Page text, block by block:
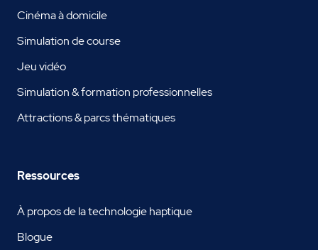
Cinéma à domicile
Simulation de course
Jeu vidéo
Simulation & formation professionnelles
Attractions & parcs thématiques
Ressources
À propos de la technologie haptique
Blogue